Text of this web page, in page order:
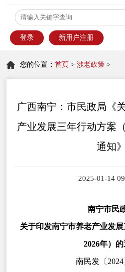
登录 新用户注册
您的位置：首页 >涉老政策 >
广西南宁：市民政局《
产业发展三年行动方案
通知》
2025-01-14
南宁市民
关于印发南宁市养老产业发
2026年）
南民发〔